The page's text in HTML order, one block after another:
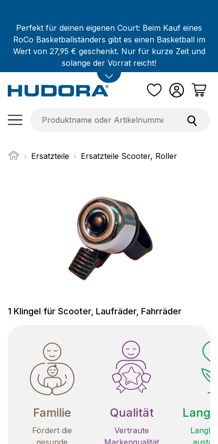
Perfekt für deinen eigenen Court: Beim Kauf eines
RoCo Basketballständers gibt es einen Basketball im
Wert von 27,95 € geschenkt. Nur für kurze Zeit und
solange der Vorrat reicht!
Ersatzteile Ersatzteile Scooter, Roller
1 Klingel für Scooter, Laufräder, Fahrräder
Familie
Fördert die
gesunde
Qualität
Vertraute
Markenqualität